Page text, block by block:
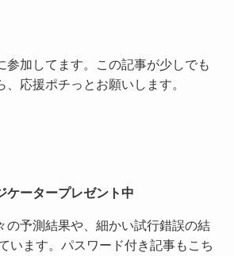
参加してます。この記事が少しでも
応援ポチっとお願いします。
ケータープレゼント中
の予測結果や、細かい試行錯誤の結
います。パスワード付き記事もこち